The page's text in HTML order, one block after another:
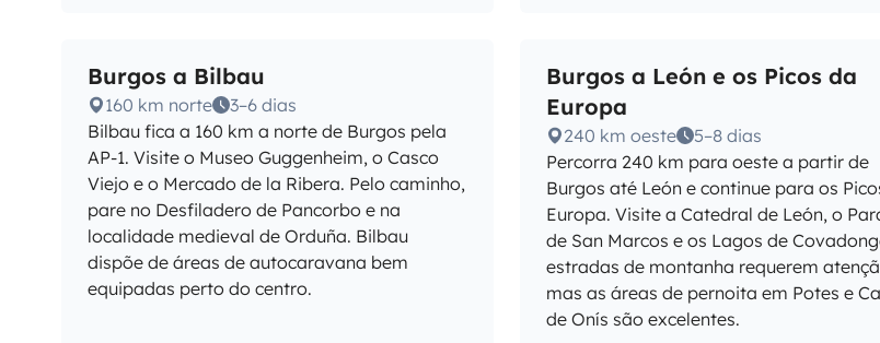
Burgos a Bilbau
160 km norte
3–6 dias
Bilbau fica a 160 km a norte de Burgos pela
AP-1. Visite o Museo Guggenheim, o Casco
Viejo e o Mercado de la Ribera. Pelo caminho,
pare no Desfiladero de Pancorbo e na
localidade medieval de Orduña. Bilbau
dispõe de áreas de autocaravana bem
equipadas perto do centro.
Burgos a León e os Picos da
Europa
240 km oeste
5–8 dias
Percorra 240 km para oeste a partir de
Burgos até León e continue para os
Europa. Visite a Catedral de León, o
de San Marcos e os Lagos de
estradas de montanha requerem
mas as áreas de pernoita em Potes e
de Onís são excelentes.